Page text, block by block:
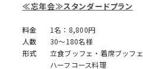
≪忘年会≫スタンダードプラン
料金
1名：8,800円
人数
30～180名様
形式
立食ブッフェ・着席ブッフェ
ハーフコース料理